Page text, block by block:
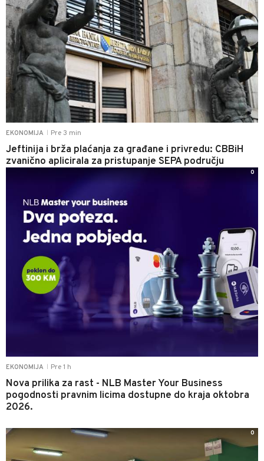
EKONOMIJA Pre 3 min
Jeftinija i brža plaćanja za građane i privredu: CBBiH
zvanično aplicirala za pristupanje SEPA području
EKONOMIJA Pre 1 h
Nova prilika za rast - NLB Master Your Business
pogodnosti pravnim licima dostupne do kraja oktobra
2026.
0
0